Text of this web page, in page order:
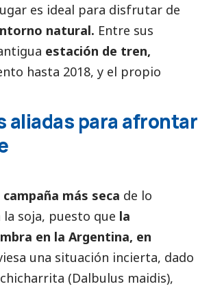
es ideal para disfrutar de
natural. Entre sus
estación de tren,
hasta 2018, y el propio
aliadas para afrontar
campaña más seca de lo
la soja, puesto que la
en la Argentina, en
una situación incierta, dado
(Dalbulus maidis),